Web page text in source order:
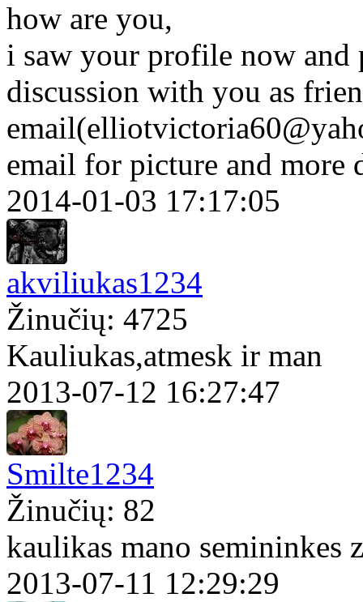
how are you,
i saw your profile now and
discussion with you as
email for picture and more
2014-01-03 17:17:05
akviliukas1234
Žinučių: 4725
Kauliukas,atmesk ir man
2013-07-12 16:27:47
Smilte1234
Žinučių: 82
kaulikas mano semininkes
2013-07-11 12:29:29